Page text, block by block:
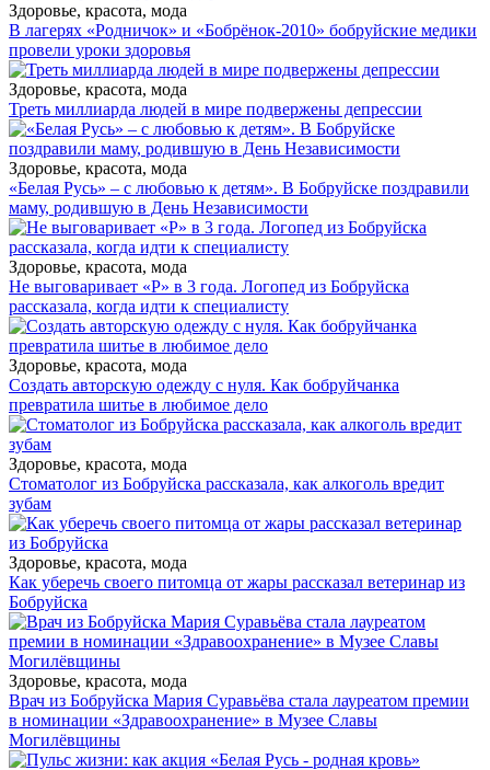
Здоровье, красота, мода
В лагерях «Родничок» и «Бобрёнок-2010» бобруйские медики
провели уроки здоровья
Здоровье, красота, мода
Треть миллиарда людей в мире подвержены депрессии
Здоровье, красота, мода
«Белая Русь» – с любовью к детям». В Бобруйске поздравили
маму, родившую в День Независимости
Здоровье, красота, мода
Не выговаривает «Р» в 3 года. Логопед из Бобруйска
рассказала, когда идти к специалисту
Здоровье, красота, мода
Создать авторскую одежду с нуля. Как бобруйчанка
превратила шитье в любимое дело
Здоровье, красота, мода
Стоматолог из Бобруйска рассказала, как алкоголь вредит
зубам
Здоровье, красота, мода
Как уберечь своего питомца от жары рассказал ветеринар из
Бобруйска
Здоровье, красота, мода
Врач из Бобруйска Мария Суравьёва стала лауреатом премии
в номинации «Здравоохранение» в Музее Славы
Могилёвщины